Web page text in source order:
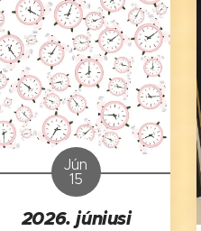
Jún
15
2026. júniusi